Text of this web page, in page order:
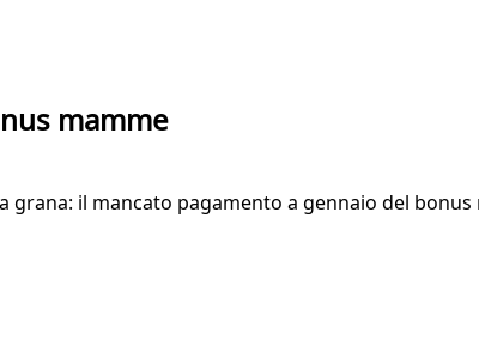
mamme
il mancato pagamento a gennaio del